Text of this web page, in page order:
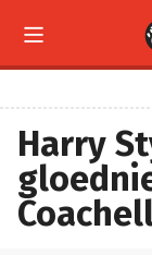

Harry